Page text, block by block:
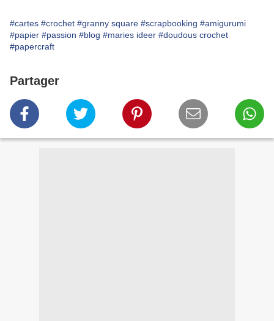
#cartes #crochet #granny square #scrapbooking #amigurumi
#papier #passion #blog #maries ideer #doudous crochet
#papercraft
Partager